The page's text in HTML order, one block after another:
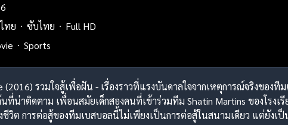
ทย ซับไทย
Full HD
Sports
(2016) รวมใจสู้เพื่อฝัน - เรื่องราวที่แรงบันดาลใจจากเหตุการณ์จริงของ
น่าติดตาม เพื่อนสมัยเด็กสองคนที่เข้าร่วมทีม Shatin Martins ของโรงเ
ชีวิต การต่อสู้ของทีมเบสบอลนี้ไม่เพียงเป็นการต่อสู้ในสนามเดียว แต่ยัง